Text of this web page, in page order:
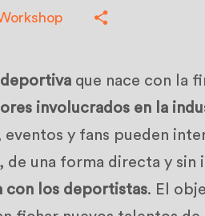
que nace con la
involucrados en la
y fans pueden
una forma directa y sin
con los deportistas. El